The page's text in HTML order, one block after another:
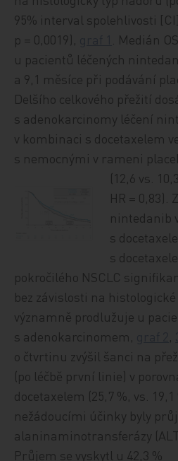
95% interval spolehlivosti
p = 0,0019),
. Medián
u pacientů léčených
a 9,1 měsíce při podávání
Delšího celkového přežití
s adenokarcinomy léčení
v kombinaci s docetaxelem
s nemocnými v rameni
(12,6 vs.
HR = 0,83).
nintedanib
s
s
pokročilého NSCLC
bez závislosti na histologické
významně prodlužuje u
s adenokarcinomem,
,
o čtvrtinu zvýšil šanci na
(po léčbě první linie) v
docetaxelem (25,7 %, vs.
nežádoucími účinky byly
alaninaminotransferázy
Průjem se vyskytl u 42,3 %